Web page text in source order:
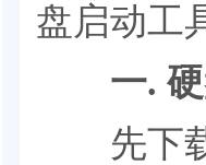
盘启动工
一.
先下载